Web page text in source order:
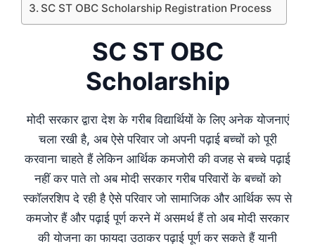
SC ST OBC Scholarship Registration Process
SC ST OBC
Scholarship
मोदी सरकार द्वारा देश के गरीब विद्यार्थियों के लिए अनेक योजनाएं
चला रखी है, अब ऐसे परिवार जो अपनी पढ़ाई बच्चों को पूरी
करवाना चाहते हैं लेकिन आर्थिक कमजोरी की वजह से बच्चे पढ़ाई
नहीं कर पाते तो अब मोदी सरकार गरीब परिवारों के बच्चों को
स्कॉलरशिप दे रही है ऐसे परिवार जो सामाजिक और आर्थिक रूप से
कमजोर हैं और पढ़ाई पूर्ण करने में असमर्थ हैं तो अब मोदी सरकार
की योजना का फायदा उठाकर पढ़ाई पूर्ण कर सकते हैं यानी